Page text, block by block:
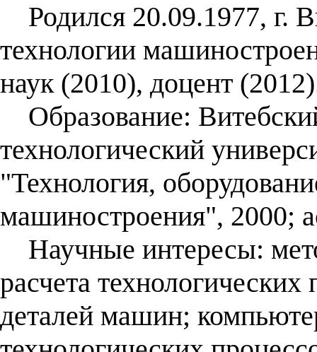
Родился 20.09.1977, г.
технологии
наук (2010), доцент
Образование:
технологический
"Технология,
машиностроения", 2000;
Научные интересы:
расчета технологических
деталей машин;